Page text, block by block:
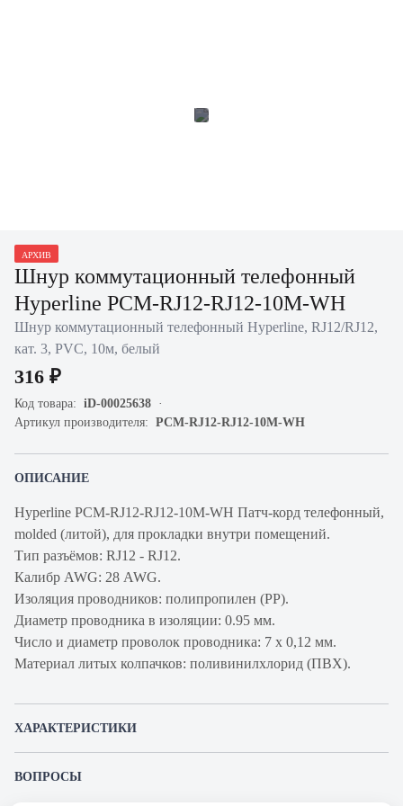
АРХИВ
Шнур коммутационный телефонный
Hyperline PCM-RJ12-RJ12-10M-WH
Шнур коммутационный телефонный Hyperline, RJ12/RJ12,
кат. 3, PVC, 10м, белый
316 ₽
Код товара: iD-00025638
Артикул производителя: PCM-RJ12-RJ12-10M-WH
ОПИСАНИЕ
Hyperline PCM-RJ12-RJ12-10M-WH Патч-корд телефонный,
molded (литой), для прокладки внутри помещений.
Тип разъёмов: RJ12 - RJ12.
Калибр AWG: 28 AWG.
Изоляция проводников: полипропилен (PP).
Диаметр проводника в изоляции: 0.95 мм.
Число и диаметр проволок проводника: 7 х 0,12 мм.
Материал литых колпачков: поливинилхлорид (ПВХ).
ХАРАКТЕРИСТИКИ
ВОПРОСЫ